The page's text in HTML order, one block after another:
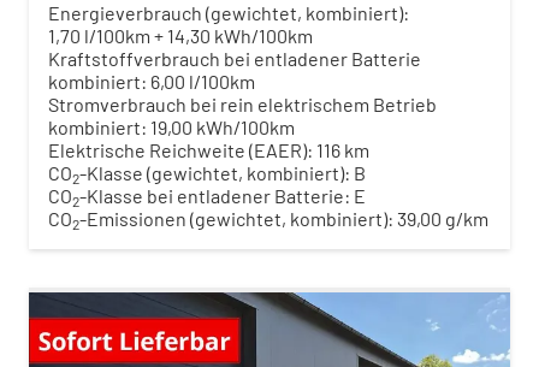
Energieverbrauch (gewichtet, kombiniert):
1,70 l/100km + 14,30 kWh/100km
Kraftstoffverbrauch bei entladener Batterie
kombiniert: 6,00 l/100km
Stromverbrauch bei rein elektrischem Betrieb
kombiniert: 19,00 kWh/100km
Elektrische Reichweite (EAER): 116 km
CO2-Klasse (gewichtet, kombiniert): B
CO2-Klasse bei entladener Batterie: E
CO2-Emissionen (gewichtet, kombiniert): 39,00 g/km